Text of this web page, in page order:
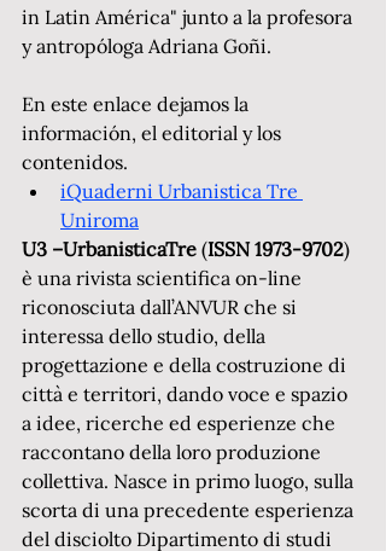
in Latin América" junto a la profesora
y antropóloga Adriana Goñi.
En este enlace dejamos la
información, el editorial y los
contenidos.
iQuaderni Urbanistica Tre
Uniroma
U3 –UrbanisticaTre (ISSN 1973-9702)
è una rivista scientifica on-line
riconosciuta dall’ANVUR che si
interessa dello studio, della
progettazione e della costruzione di
città e territori, dando voce e spazio
a idee, ricerche ed esperienze che
raccontano della loro produzione
collettiva. Nasce in primo luogo, sulla
scorta di una precedente esperienza
del disciolto Dipartimento di studi